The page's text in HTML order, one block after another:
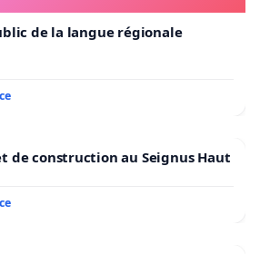
de la langue régionale
de construction au Seignus Haut